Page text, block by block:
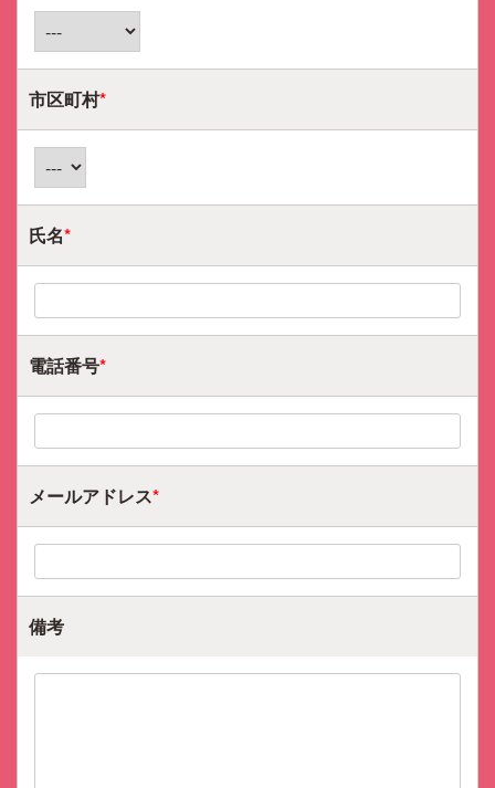
市区町村*
氏名*
電話番号*
メールアドレス*
備考